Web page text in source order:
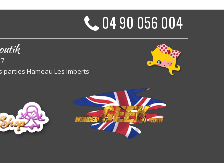
04 90 056 004
parties Hameau Les Imberts